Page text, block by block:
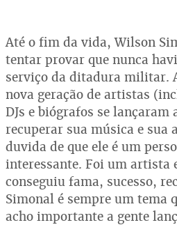
Até o fim da vida, Wilson
tentar provar que nunca
serviço da ditadura militar.
nova geração de artistas
DJs e biógrafos se lançaram
recuperar sua música e sua
duvida de que ele é um
interessante. Foi um artista
conseguiu fama, sucesso,
Simonal é sempre um tema
acho importante a gente